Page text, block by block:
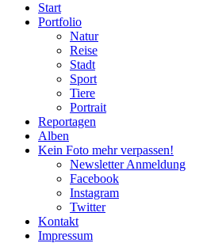
Start
Portfolio
Natur
Reise
Stadt
Sport
Tiere
Portrait
Reportagen
Alben
Kein Foto mehr verpassen!
Newsletter Anmeldung
Facebook
Instagram
Twitter
Kontakt
Impressum